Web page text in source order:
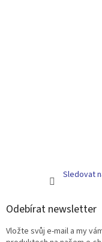
Sledovat
Odebírat newsletter
Vložte svůj e-mail a my